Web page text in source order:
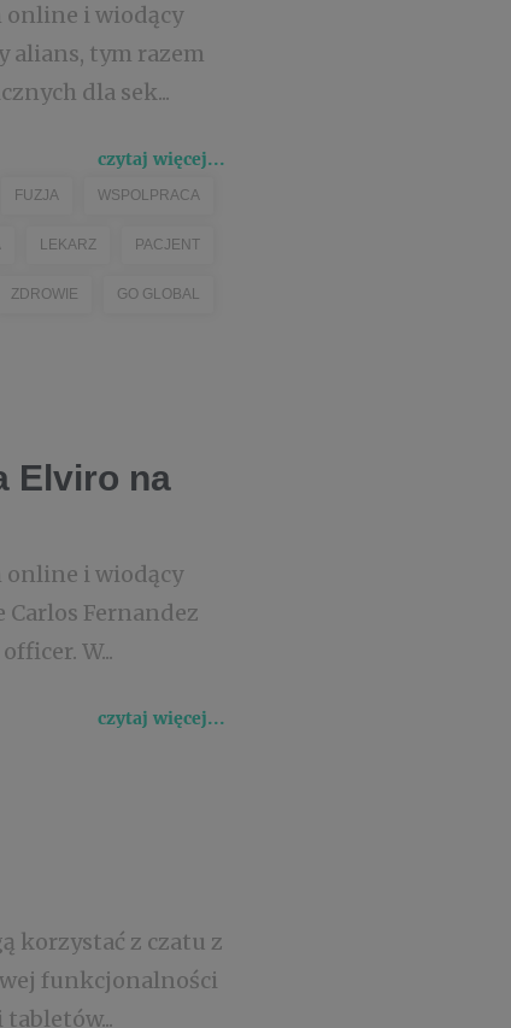
online i wiodący
alians, tym razem
dla sek...
czytaj więcej...
FUZJA WSPOLPRACA
LEKARZ PACJENT
ZDROWIE GO GLOBAL
Elviro na
online i wiodący
Carlos Fernandez
W...
czytaj więcej...
korzystać z czatu z
funkcjonalności